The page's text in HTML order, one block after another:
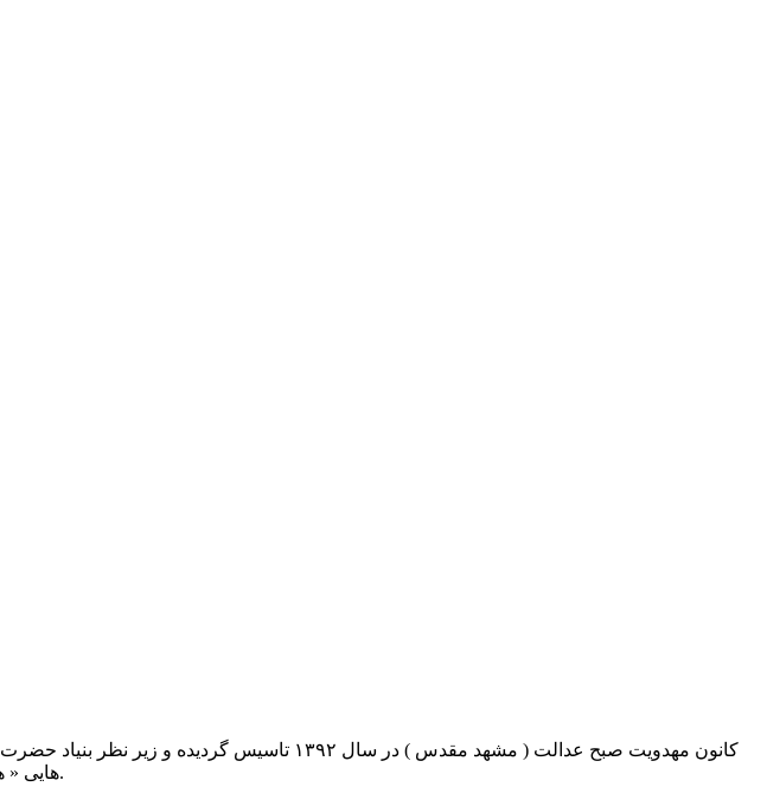
کانون مهدویت صبح عدالت ( مشهد مقدس ) در سال
هایی « همچون نیمه شعبان، نهم ربیع جهت امامت حضرت، احیا و شب زنده داری مهدوی» توفیق خدمت داشته است.